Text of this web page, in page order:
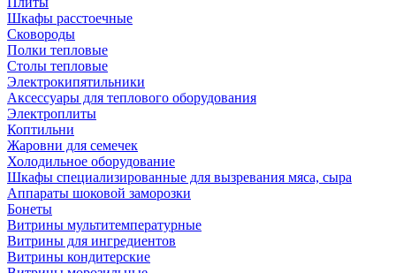
Шкафы расстоечные
Сковороды
Полки тепловые
Столы тепловые
Электрокипятильники
Аксессуары для теплового оборудования
Электроплиты
Коптильни
Жаровни для семечек
Холодильное оборудование
Шкафы специализированные для вызревания мяса, сыра
Аппараты шоковой заморозки
Бонеты
Витрины мультитемпературные
Витрины для ингредиентов
Витрины кондитерские